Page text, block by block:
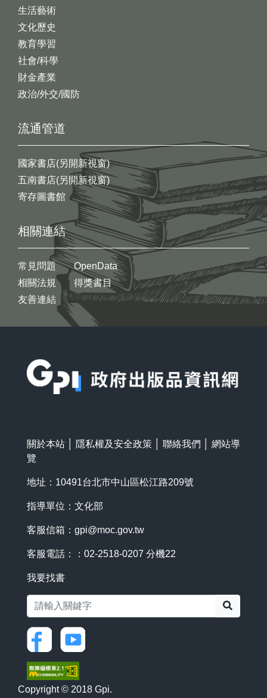
生活藝術
文化歷史
教育學習
社會/科學
財金產業
政治/外交/國防
流通管道
國家書店(另開新視窗)
五南書店(另開新視窗)
寄存圖書館
相關連結
常見問題
相關法規
友善連結
OpenData
得獎書目
關於本站 隱私權及安全政策 聯絡我們
網站導
覽
地址：10491台北市中山區松江路209號
指導單位：文化部
客服信箱： gpi@moc.gov.tw
客服電話：：02-2518-0207 分機22
我要找書
Copyright © 2018 Gpi.